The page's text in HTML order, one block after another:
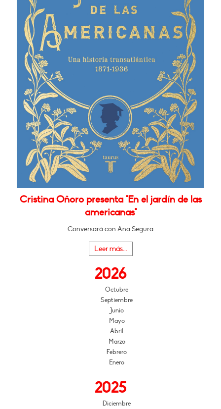
Cristina Oñoro presenta "En el jardín de las
americanas"
Conversará con Ana Segura
Leer más...
2026
Octubre
Septiembre
Junio
Mayo
Abril
Marzo
Febrero
Enero
2025
Diciembre